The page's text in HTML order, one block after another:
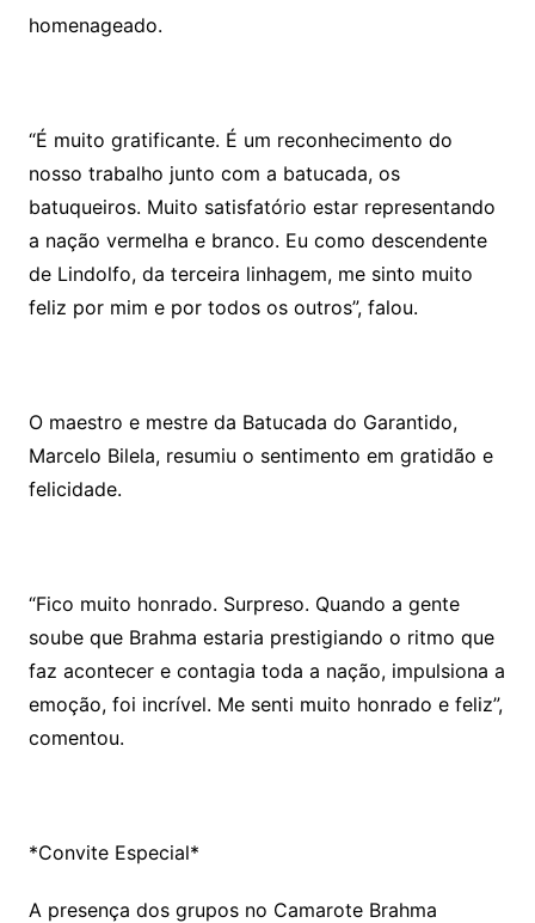
homenageado.
“É muito gratificante. É um reconhecimento do
nosso trabalho junto com a batucada, os
batuqueiros. Muito satisfatório estar representando
a nação vermelha e branco. Eu como descendente
de Lindolfo, da terceira linhagem, me sinto muito
feliz por mim e por todos os outros”, falou.
O maestro e mestre da Batucada do Garantido,
Marcelo Bilela, resumiu o sentimento em gratidão e
felicidade.
“Fico muito honrado. Surpreso. Quando a gente
soube que Brahma estaria prestigiando o ritmo que
faz acontecer e contagia toda a nação, impulsiona a
emoção, foi incrível. Me senti muito honrado e feliz”,
comentou.
*Convite Especial*
A presença dos grupos no Camarote Brahma